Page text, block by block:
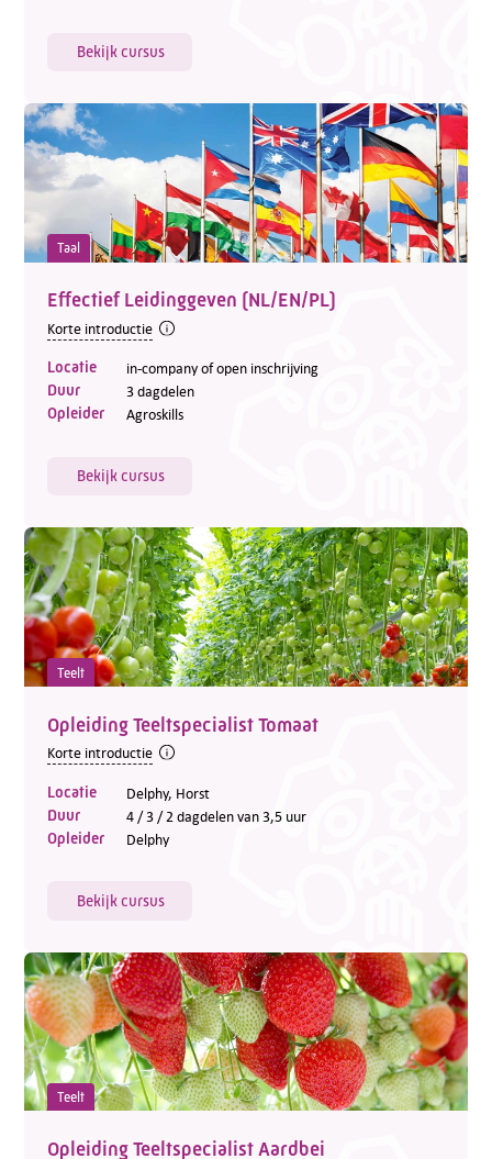
Bekijk cursus
Taal
Effectief Leidinggeven (NL/EN/PL)
Korte introductie
Locatie in-company of open inschrijving
Duur 3 dagdelen
Opleider Agroskills
Bekijk cursus
Teelt
Opleiding Teeltspecialist Tomaat
Korte introductie
Locatie Delphy, Horst
Duur 4 / 3 / 2 dagdelen van 3,5 uur
Opleider Delphy
Bekijk cursus
Teelt
Opleiding Teeltspecialist Aardbei